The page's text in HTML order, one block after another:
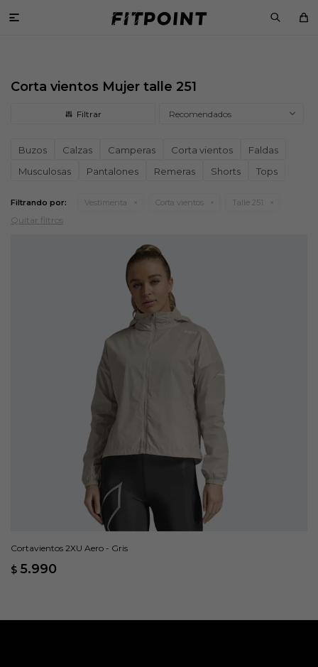

Corta vientos Mujer talle 251
Recomendados
Buzos Calzas Camperas Corta vientos
Faldas
Musculosas
Pantalones Remeras Shorts Tops
Filtrando por: Vestimenta Corta vientos Talle 251
Quitar filtros
Cortavientos 2XU Aero - Gris
$ 5.990